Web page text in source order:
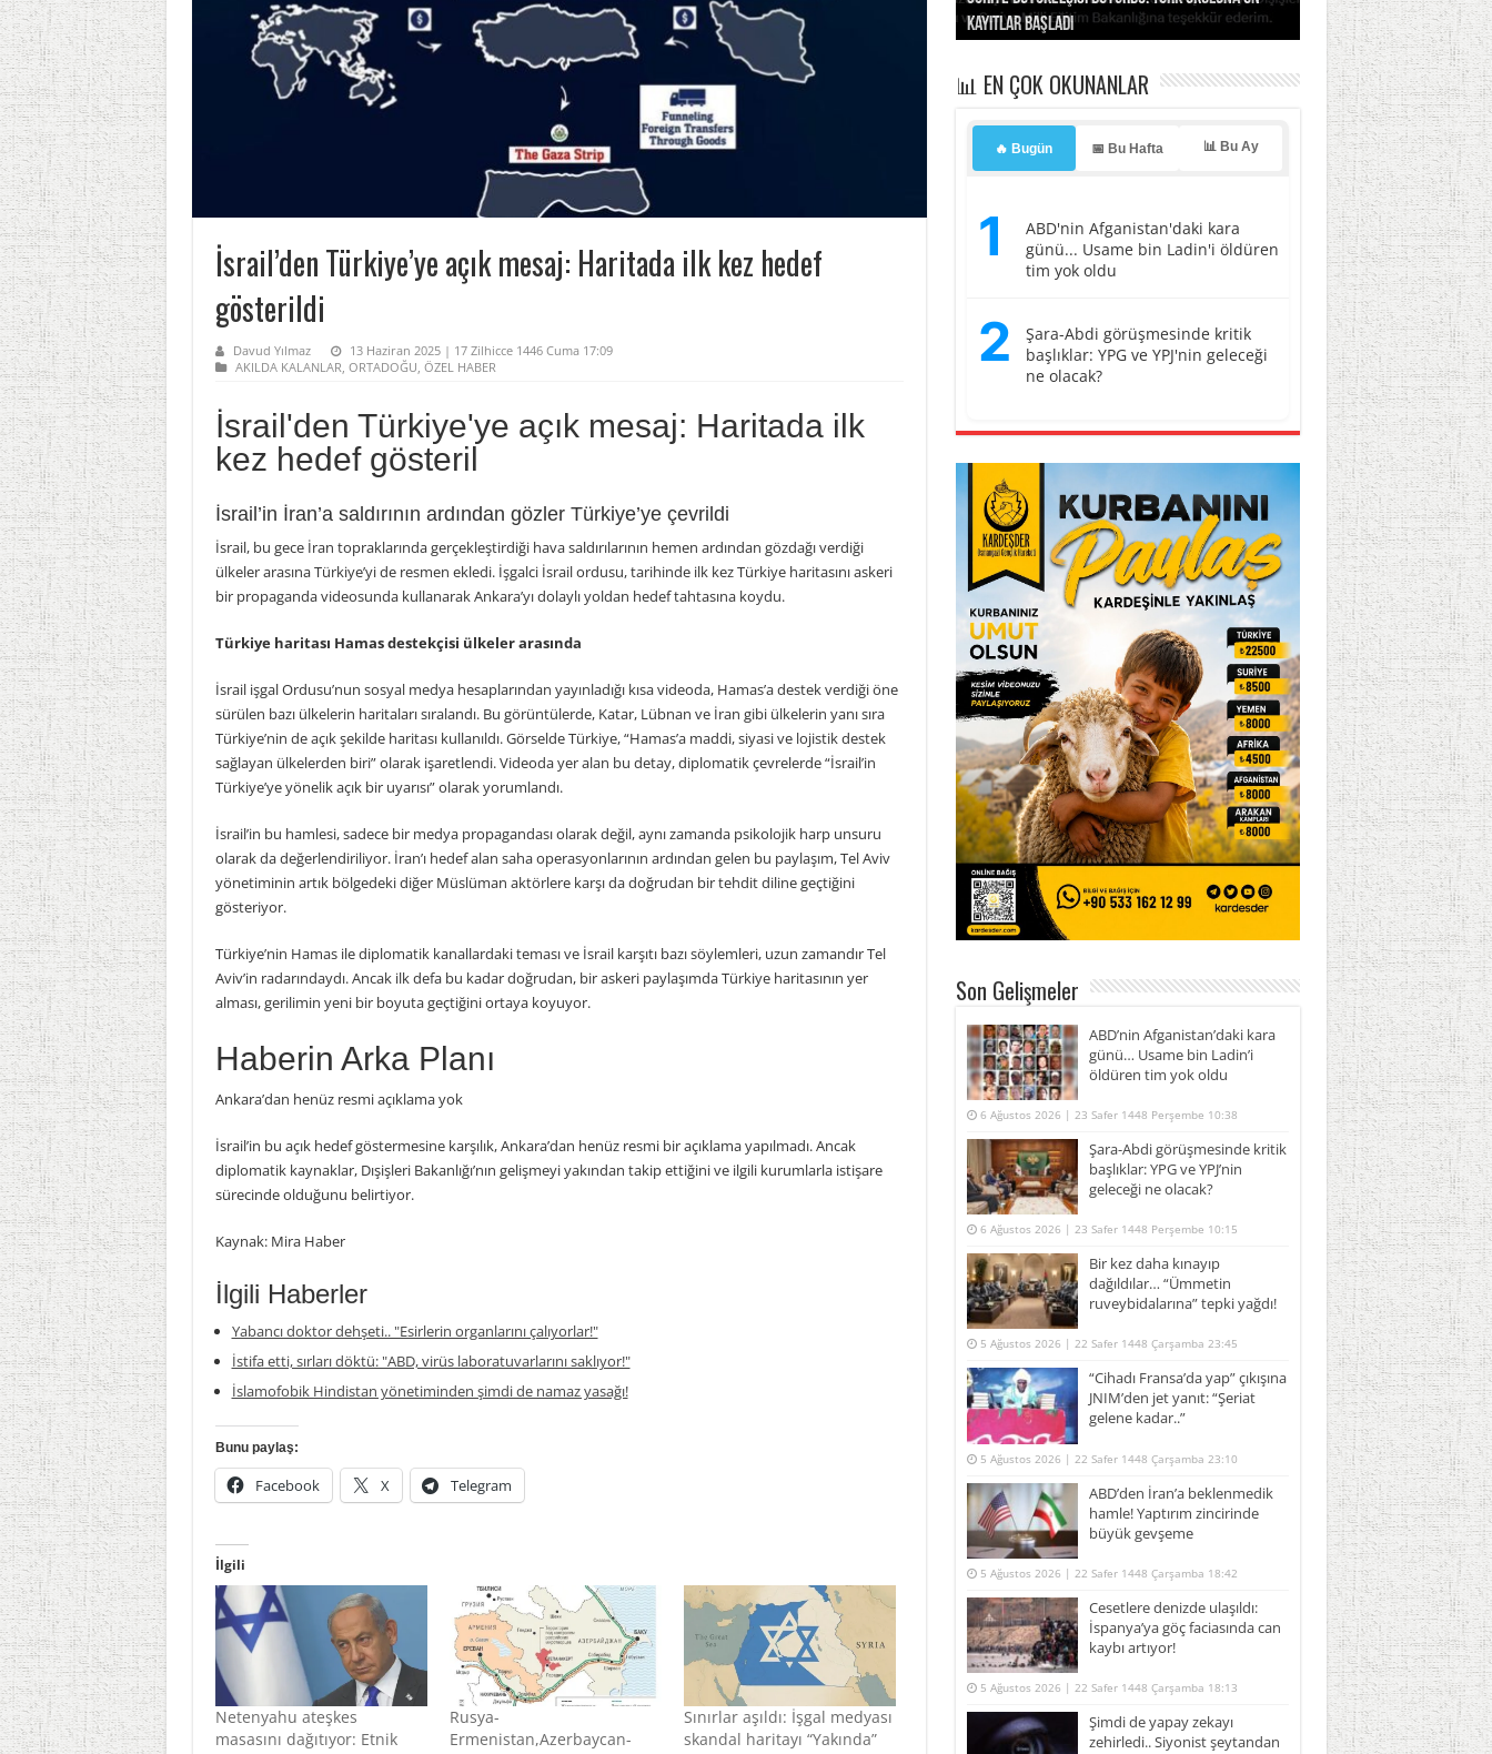
İsrail’den Türkiye’ye açık mesaj: Haritada ilk kez hedef
gösterildi
Davud Yılmaz
13 Haziran 2025 | 17 Zilhicce 1446 Cuma 17:09
AKILDA KALANLAR, ORTADOĞU, ÖZEL HABER
İsrail'den Türkiye'ye açık mesaj: Haritada ilk
kez hedef gösteril
İsrail’in İran’a saldırının ardından gözler Türkiye’ye çevrildi
İsrail, bu gece İran topraklarında gerçekleştirdiği hava saldırılarının hemen ardından gözdağı verdiği
ülkeler arasına Türkiye’yi de resmen ekledi. İşgalci İsrail ordusu, tarihinde ilk kez Türkiye haritasını askeri
bir propaganda videosunda kullanarak Ankara’yı dolaylı yoldan hedef tahtasına koydu.
Türkiye haritası Hamas destekçisi ülkeler arasında
İsrail işgal Ordusu’nun sosyal medya hesaplarından yayınladığı kısa videoda, Hamas’a destek verdiği öne
sürülen bazı ülkelerin haritaları sıralandı. Bu görüntülerde, Katar, Lübnan ve İran gibi ülkelerin yanı sıra
Türkiye’nin de açık şekilde haritası kullanıldı. Görselde Türkiye, “Hamas’a maddi, siyasi ve lojistik destek
sağlayan ülkelerden biri” olarak işaretlendi. Videoda yer alan bu detay, diplomatik çevrelerde “İsrail’in
Türkiye’ye yönelik açık bir uyarısı” olarak yorumlandı.
İsrail’in bu hamlesi, sadece bir medya propagandası olarak değil, aynı zamanda psikolojik harp unsuru
olarak da değerlendiriliyor. İran’ı hedef alan saha operasyonlarının ardından gelen bu paylaşım, Tel Aviv
yönetiminin artık bölgedeki diğer Müslüman aktörlere karşı da doğrudan bir tehdit diline geçtiğini
gösteriyor.
Türkiye’nin Hamas ile diplomatik kanallardaki teması ve İsrail karşıtı bazı söylemleri, uzun zamandır Tel
Aviv’in radarındaydı. Ancak ilk defa bu kadar doğrudan, bir askeri paylaşımda Türkiye haritasının yer
alması, gerilimin yeni bir boyuta geçtiğini ortaya koyuyor.
Haberin Arka Planı
Ankara’dan henüz resmi açıklama yok
İsrail’in bu açık hedef göstermesine karşılık, Ankara’dan henüz resmi bir açıklama yapılmadı. Ancak
diplomatik kaynaklar, Dışişleri Bakanlığı’nın gelişmeyi yakından takip ettiğini ve ilgili kurumlarla istişare
sürecinde olduğunu belirtiyor.
Kaynak: Mira Haber
İlgili Haberler
Yabancı doktor dehşeti.. "Esirlerin organlarını çalıyorlar!"
İstifa etti, sırları döktü: "ABD, virüs laboratuvarlarını saklıyor!"
İslamofobik Hindistan yönetiminden şimdi de namaz yasağı!
Bunu paylaş:
Facebook X Telegram
İlgili
Netenyahu ateşkes
masasını dağıtıyor: Etnik
Rusya-
Ermenistan,Azerbaycan-
Sınırlar aşıldı: İşgal medyası
skandal haritayı “Yakında”
kayıtlar başladı
basıldı, kabus yaşatıldı!
siviller hedef oldu!
“Operasyonu başlatıyoruz”
işgali
📊 EN ÇOK OKUNANLAR
🔥 Bugün 📅 Bu Hafta 📊 Bu Ay
1
ABD'nin Afganistan'daki kara
günü... Usame bin Ladin'i öldüren
tim yok oldu
2
Şara-Abdi görüşmesinde kritik
başlıklar: YPG ve YPJ'nin geleceği
ne olacak?
Son Gelişmeler
ABD’nin Afganistan’daki kara
günü… Usame bin Ladin’i
öldüren tim yok oldu
6 Ağustos 2026 | 23 Safer 1448 Perşembe 10:38
Şara-Abdi görüşmesinde kritik
başlıklar: YPG ve YPJ’nin
geleceği ne olacak?
6 Ağustos 2026 | 23 Safer 1448 Perşembe 10:15
Bir kez daha kınayıp
dağıldılar… “Ümmetin
ruveybidalarına” tepki yağdı!
5 Ağustos 2026 | 22 Safer 1448 Çarşamba 23:45
“Cihadı Fransa’da yap” çıkışına
JNIM’den jet yanıt: “Şeriat
gelene kadar..”
5 Ağustos 2026 | 22 Safer 1448 Çarşamba 23:10
ABD’den İran’a beklenmedik
hamle! Yaptırım zincirinde
büyük gevşeme
5 Ağustos 2026 | 22 Safer 1448 Çarşamba 18:42
Cesetlere denizde ulaşıldı:
İspanya’ya göç faciasında can
kaybı artıyor!
5 Ağustos 2026 | 22 Safer 1448 Çarşamba 18:13
Şimdi de yapay zekayı
zehirledi.. Siyonist şeytandan